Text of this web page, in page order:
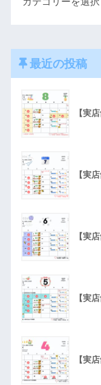
最近の投稿
【実
【実
【実
【実
【実